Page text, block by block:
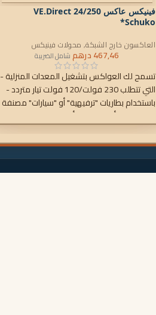
فينيكس عاكس 24/250 VE.Direct
Schuko*
العاكسون خارج الشبكة, محولات فينيكس
467,46درهم شامل الضريبة
تسمح لك العواكس بتشغيل المعدات المنزلية -
التي تتطلب 230 فولت/120 فولت تيار متردد -
باستخدام بطاريات "ترفيهية" أو "سيارات" مصنفة
مستمر.